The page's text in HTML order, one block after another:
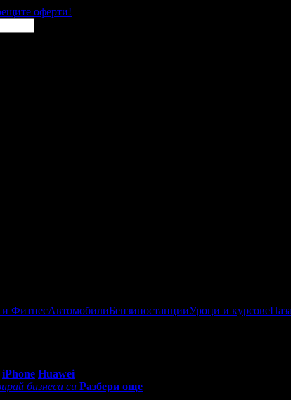
оферти!
ФитнесАвтомобилиБензиностанцииУроци и курсове
iPhone Huawei
бизнеса си Разбери още